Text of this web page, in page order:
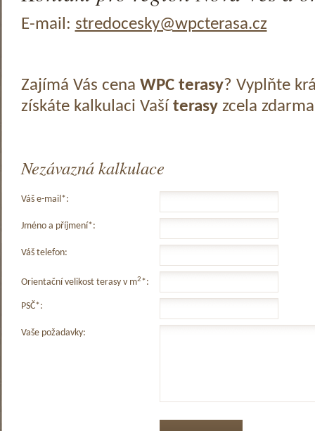
E-mail: stredocesky@wpcterasa.cz
Zajímá Vás cena WPC terasy? Vyplňte
získáte kalkulaci Vaší terasyzcela
Nezávazná kalkulace
Váš e-mail*:
Jméno a příjmení*:
Váš telefon:
Orientační velikost terasy v m2*:
PSČ*:
Vaše požadavky: